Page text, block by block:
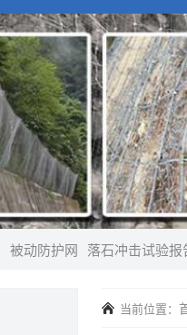
被动防护网 落石冲击试验报
当前位置：